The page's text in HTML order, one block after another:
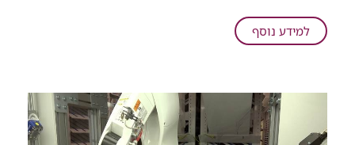
הטיפול
בסרטן
הפה?
למידע נוסףעל
מחקר
האם
הסטארט-אפ
הישראלי